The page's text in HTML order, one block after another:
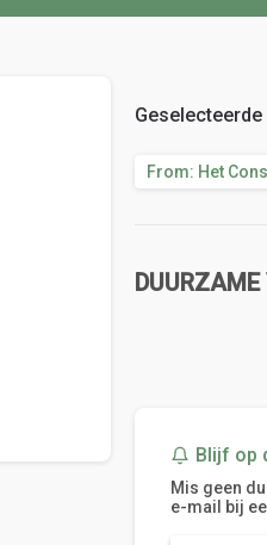
From: Het
Blijf op
Mis geen
e-mail bij